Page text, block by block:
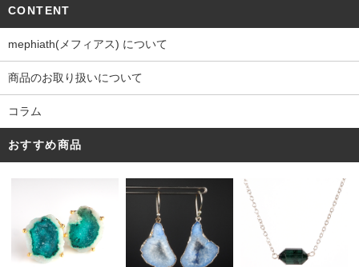
CONTENT
mephiath(メフィアス) について
商品のお取り扱いについて
コラム
おすすめ商品